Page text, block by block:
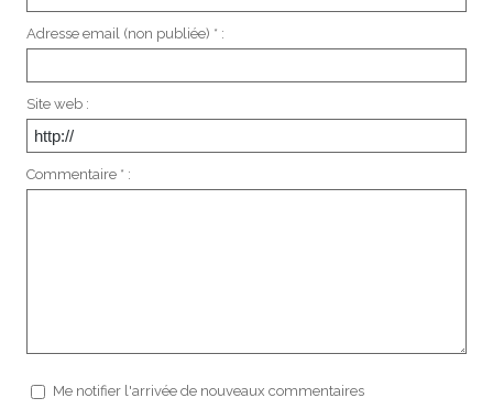
Adresse email (non publiée) * :
Site web :
Commentaire * :
Me notifier l'arrivée de nouveaux commentaires